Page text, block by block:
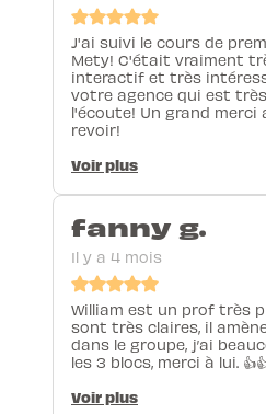
J'ai suivi le cours de
Mety! C'était vraiment
interactif et très
votre agence qui est
l'écoute! Un grand
revoir!
Voir plus
fanny g.
Il y a 4 mois
William est un prof très
sont très claires, il
dans le groupe, j’ai
les 3 blocs, merci à lui.
Voir plus